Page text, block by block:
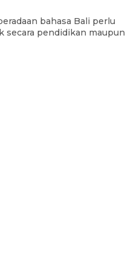
bahasa Bali perlu
secara pendidikan maupun